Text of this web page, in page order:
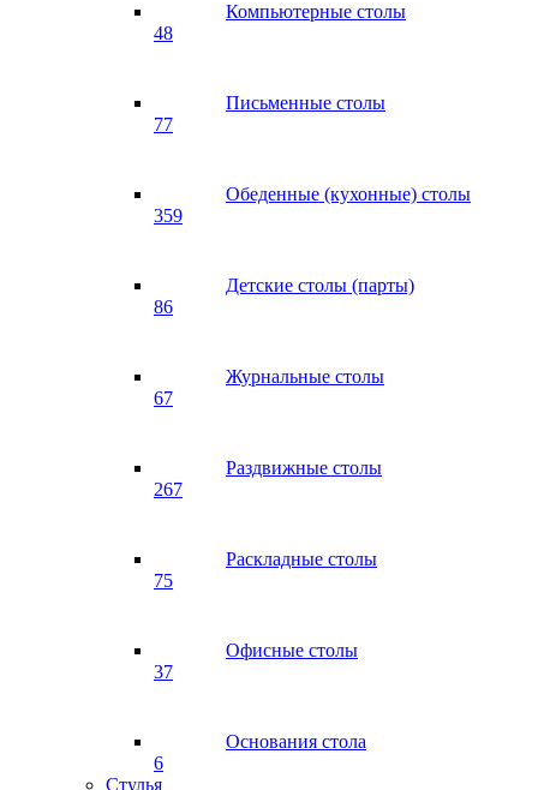
Компьютерные столы
48
Письменные столы
77
Обеденные (кухонные) столы
359
Детские столы (парты)
86
Журнальные столы
67
Раздвижные столы
267
Раскладные столы
75
Офисные столы
37
Основания стола
6
Стулья